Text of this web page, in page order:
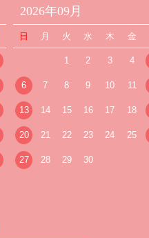
2026年09月
日 月 火 水 木 金
1 2 3 4
6 7 8 9 10 11
13 14 15 16 17 18
20 21 22 23 24 25
27 28 29 30